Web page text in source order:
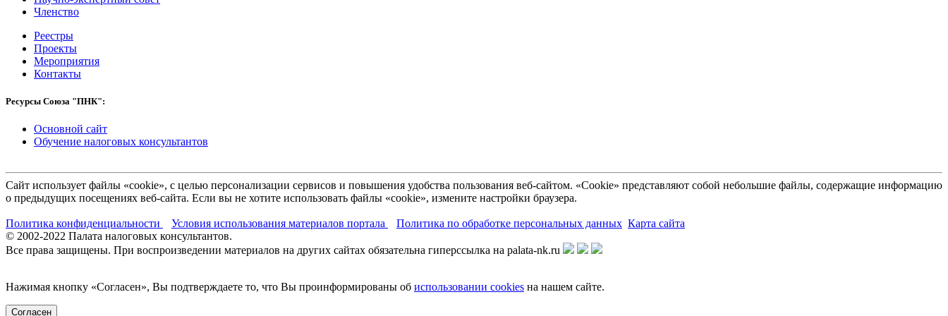
Членство
Реестры
Проекты
Мероприятия
Контакты
Ресурсы Союза "ПНК":
Основной сайт
Обучение налоговых консультантов
Сайт использует файлы «cookie», с целью персонализации сервисов и повышения удобства пользования веб-сайтом. «Cookie» представляют собой небольшие файлы, содержащие информацию
о предыдущих посещениях веб-сайта. Если вы не хотите использовать файлы «cookie», измените настройки браузера.
Политика конфиденциальности Условия использования материалов портала Политика по обработке персональных данных Карта сайта
© 2002-2022 Палата налоговых консультантов.
Все права защищены. При воспроизведении материалов на других сайтах обязательна гиперссылка на palata-nk.ru
Нажимая кнопку «Согласен», Вы подтверждаете то, что Вы проинформированы об использовании cookies на нашем сайте.
Согласен